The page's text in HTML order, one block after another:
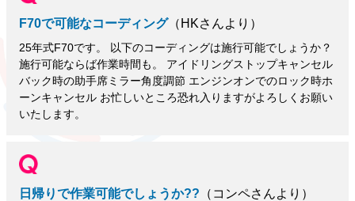
F70で可能なコーディング（HKさんより）
25年式F70です。 以下のコーディングは施行可能でしょうか？
施行可能ならば作業時間も。 アイドリングストップキャンセル
バック時の助手席ミラー角度調節 エンジンオンでのロック時ホ
ーンキャンセル お忙しいところ恐れ入りますがよろしくお願い
いたします。
日帰りで作業可能でしょうか?? （コンペさんより）